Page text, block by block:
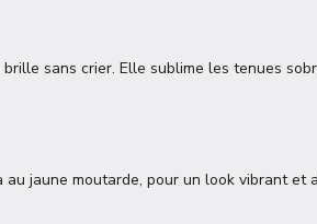
sans crier. Elle sublime les tenues
jaune moutarde, pour un look vibrant et